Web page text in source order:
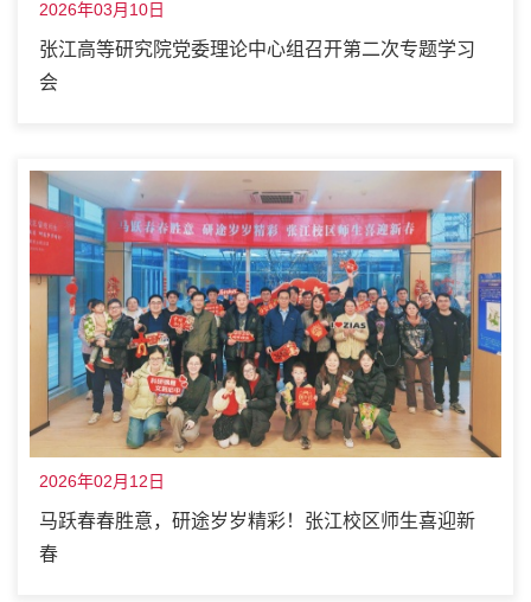
2026年03月10日
张江高等研究院党委理论中心组召开第二次专题学习
会
2026年02月12日
马跃春春胜意，研途岁岁精彩！张江校区师生喜迎新
春